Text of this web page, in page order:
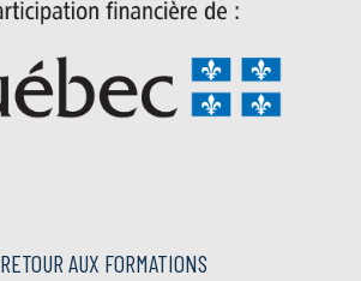
RETOUR AUX FORMATIONS